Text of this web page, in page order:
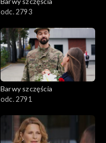
odc. 2793
Barwy szczęścia
odc. 2791